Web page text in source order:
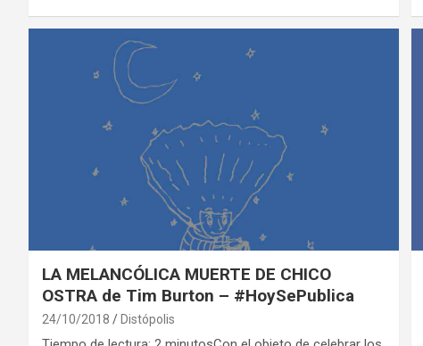
LA MELANCÓLICA MUERTE DE CHICO
OSTRA de Tim Burton – #HoySePublica
24/10/2018 Distópolis